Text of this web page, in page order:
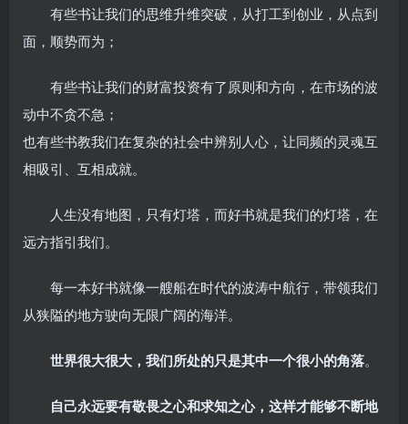
有些书让我们的思维升维突破，从打工到创业，从点到
面，顺势而为；
有些书让我们的财富投资有了原则和方向，在市场的波
动中不贪不急；
也有些书教我们在复杂的社会中辨别人心，让同频的灵魂互
相吸引、互相成就。
人生没有地图，只有灯塔，而好书就是我们的灯塔，在
远方指引我们。
每一本好书就像一艘船在时代的波涛中航行，带领我们
从狭隘的地方驶向无限广阔的海洋。
世界很大很大，我们所处的只是其中一个很小的角落。
自己永远要有敬畏之心和求知之心，这样才能够不断地